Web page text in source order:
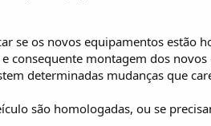
se os novos equipamentos estão
consequente montagem dos
determinadas mudanças que
são homologadas, ou se